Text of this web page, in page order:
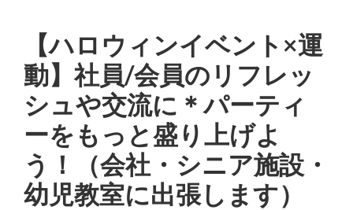
【ハロウィンイベント×運
動】社員/会員のリフレッ
シュや交流に＊パーティ
ーをもっと盛り上げよ
う！（会社・シニア施設・
幼児教室に出張します）